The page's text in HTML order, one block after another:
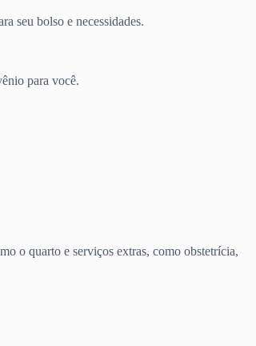
seu bolso e necessidades.
para você.
o quarto e serviços extras, como obstetrícia,